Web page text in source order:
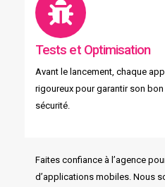
Tests et Optimisation
Avant le lancement, chaque
rigoureux pour garantir son
sécurité.
Faites confiance à l’agence
d’applications mobiles. Nous